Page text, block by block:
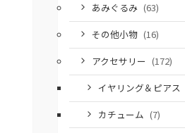
あみぐるみ (63)
その他小物 (16)
アクセサリー (172)
イヤリング＆ピアス
カチューム (7)